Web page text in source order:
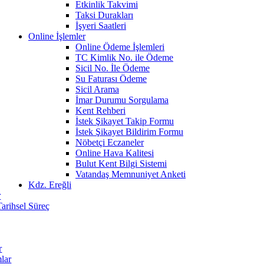
Etkinlik Takvimi
Taksi Durakları
İşyeri Saatleri
Online İşlemler
Online Ödeme İşlemleri
TC Kimlik No. ile Ödeme
Sicil No. İle Ödeme
Su Faturası Ödeme
Sicil Arama
İmar Durumu Sorgulama
Kent Rehberi
İstek Şikayet Takip Formu
İstek Şikayet Bildirim Formu
Nöbetçi Eczaneler
Online Hava Kalitesi
Bulut Kent Bilgi Sistemi
Vatandaş Memnuniyet Anketi
Kdz. Ereğli
Süreç